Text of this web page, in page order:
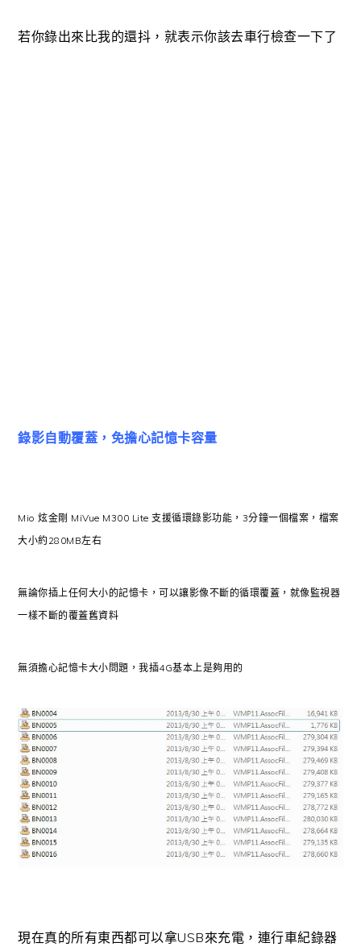
若你錄出來比我的還抖，就表示你該去車行檢查一下了
錄影自動覆蓋，免擔心記憶卡容量
Mio 炫金剛 MiVue M300 Lite 支援循環錄影功能，3分鐘一個檔案，檔案
大小約280MB左右
無論你插上任何大小的記憶卡，可以讓影像不斷的循環覆蓋，就像監視器
一樣不斷的覆蓋舊資料
無須擔心記憶卡大小問題，我插4G基本上是夠用的
現在真的所有東西都可以拿USB來充電，連行車紀錄器